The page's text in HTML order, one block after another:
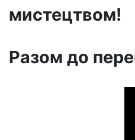
мистецтвом!
Разом до